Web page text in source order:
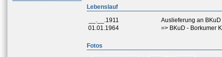
Lebenslauf
__.__.1911
Auslieferung an
01.01.1964
=> BKuD - Borkumer
Fotos